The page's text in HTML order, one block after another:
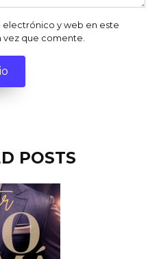
y web en este
vez que comente.
POSTS